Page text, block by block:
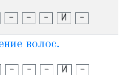
- - - И -
волос.
- - - И -